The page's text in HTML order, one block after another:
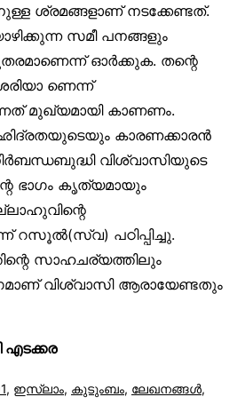
ശ്രമങ്ങളാണ് നടക്കേണ്ടത്.
സമീ പനങ്ങളും
ഓർക്കുക. തന്റെ
ണെന്ന്
മുഖ്യമായി കാണണം.
കാരണക്കാരൻ
വിശ്വാസിയുടെ
ഭാഗം കൃത്യമായും
റസൂൽ(സ്വ) പഠിപ്പിച്ചു.
സാഹചര്യത്തിലും
വിശ്വാസി ആരായേണ്ടതും
എടക്കര
, ഇസ്‌ലാം, കുടുംബം, ലേഖനങ്ങള്‍,